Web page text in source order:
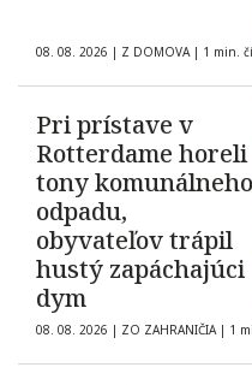
08. 08. 2026 | Z DOMOVA | 1 min.
Pri prístave v
Rotterdame horeli
tony komunálneho
odpadu,
obyvateľov trápil
hustý zapáchajúci
dym
08. 08. 2026 | ZO ZAHRANIČIA | 1